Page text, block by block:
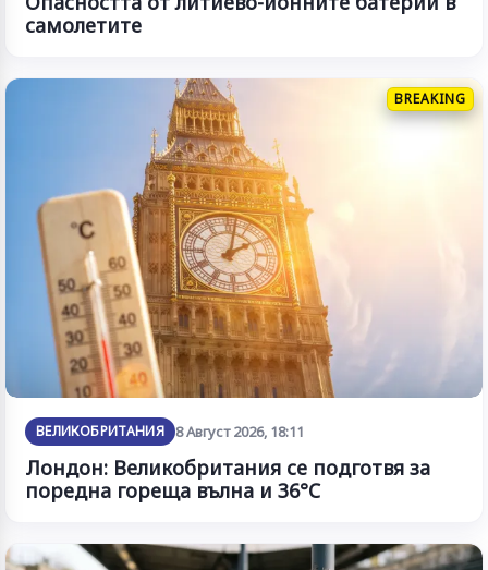
самолетите
BREAKING
ВЕЛИКОБРИТАНИЯ 8 Август 2026, 18:11
Лондон: Великобритания се подготвя за
поредна гореща вълна и 36°C